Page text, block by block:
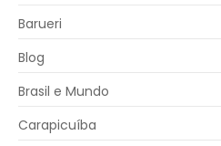
Barueri
Blog
Brasil e Mundo
Carapicuíba